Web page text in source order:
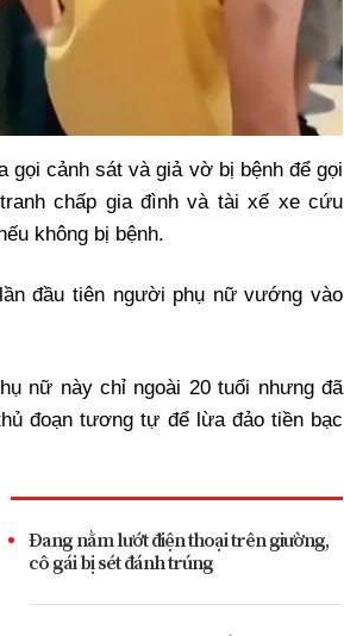
gọi cảnh sát và giả vờ bị bệnh để gọi
chấp gia đình và tài xế xe cứu
không bị bệnh.
đầu tiên người phụ nữ vướng vào
nữ này chỉ ngoài 20 tuổi nhưng đã
đoạn tương tự để lừa đảo tiền bạc
Đang nằm lướt điện thoại trên giường,
cô gái bị sét đánh trúng